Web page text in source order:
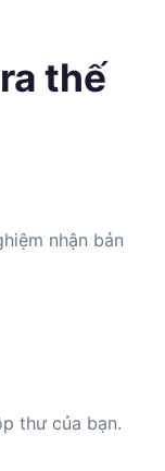
thế
nhận bản
thư của bạn.